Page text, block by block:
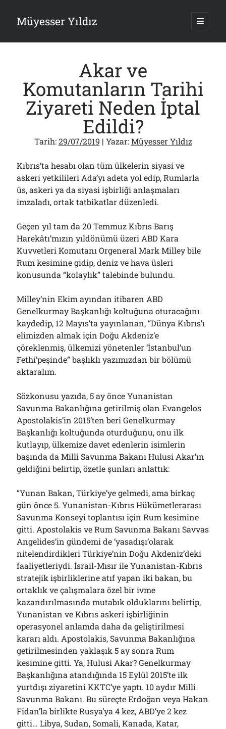
Müyesser Yıldız ana
Yan
Son Yazılar
Asırlık Devlete Bir Haftada Yeni Gömlek Biçilecek Öyle mi?!..
09/08/2026
Türkiye 2.0’a Gidiş!..
05/08/2026
15 Temmuz Soruları… Nasuh Mahruki’nin “Suçu”!..
03/08/2026
Teröristlere G……yle Güldürdünüz”
01/08/2026
Arşivler
Akar ve
Komutanların Tarihi
Ziyareti Neden İptal
Edildi?
Tarih:29/07/2019 | Yazar:Müyesser Yıldız
Kıbrıs’ta hesabı olan tüm ülkelerin siyasi ve
askeri yetkilileri Ada’yı adeta yol edip, Rumlarla
üs, askeri ya da siyasi işbirliği anlaşmaları
imzaladı, ortak tatbikatlar düzenledi.
Geçen yıl tam da 20 Temmuz Kıbrıs Barış
Harekâtı’mızın yıldönümü üzeri ABD Kara
Kuvvetleri Komutanı Orgeneral Mark Milley bile
Rum kesimine gidip, deniz ve hava üsleri
konusunda “kolaylık” talebinde bulundu.
Milley’nin Ekim ayından itibaren ABD
Genelkurmay Başkanlığı koltuğuna oturacağını
kaydedip, 12 Mayıs’ta yayınlanan, “Dünya Kıbrıs’ı
elimizden almak için Doğu Akdeniz’e
çöreklenmiş, ülkemizi yönetenler ‘İstanbul’un
Fethi’peşinde” başlıklı yazımızdan bir bölümü
aktaralım.
Sözkonusu yazıda, 5 ay önce Yunanistan
Savunma Bakanlığına getirilmiş olan Evangelos
Apostolakis’in 2015’ten beri Genelkurmay
Başkanlığı koltuğunda oturduğunu, onu ilk
kutlayıp, ülkemize davet edenlerin isimlerin
başında da Milli Savunma Bakanı Hulusi Akar’ın
geldiğini belirtip, özetle şunları anlattık:
“Yunan Bakan, Türkiye’ye gelmedi, ama birkaç
gün önce 5. Yunanistan-Kıbrıs Hükümetlerarası
Savunma Konseyi toplantısı için Rum kesimine
gitti. Apostolakis ve Rum Savunma Bakanı Savvas
Angelides’in gündemi de ‘yasadışı’olarak
nitelendirdikleri Türkiye’nin Doğu Akdeniz’deki
faaliyetleriydi. İsrail-Mısır ile Yunanistan-Kıbrıs
stratejik işbirliklerine atıf yapan iki bakan, bu
ortaklık ve çalışmalara özel bir ivme
kazandırılmasında mutabık olduklarını belirtip,
Yunanistan ve Kıbrıs askeri işbirliğinin
operasyonel anlamda daha da geliştirilmesi
kararı aldı. Apostolakis, Savunma Bakanlığına
getirilmesinden yaklaşık 5 ay sonra Rum
kesimine gitti. Ya, Hulusi Akar? Genelkurmay
Başkanlığına atandığında 15 Eylül 2015’te ilk
yurtdışı ziyaretini KKTC’ye yaptı. 10 aydır Milli
Savunma Bakanı. Bu süreçte Erdoğan veya Hakan
Fidan’la birlikte Rusya’ya 4 kez, ABD’ye 2 kez
gitti… Libya, Sudan, Somali, Kanada, Katar,